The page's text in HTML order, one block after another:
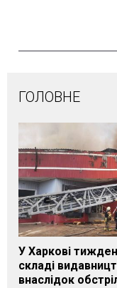
ГОЛОВНЕ
У Харкові
складі
внаслідок